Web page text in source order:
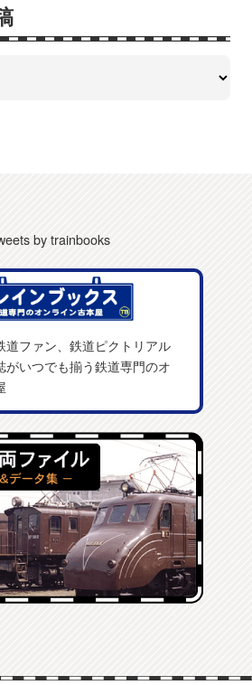
by trainbooks
道ファン、鉄道ピクトリアル
がいつでも揃う鉄道専門のオ